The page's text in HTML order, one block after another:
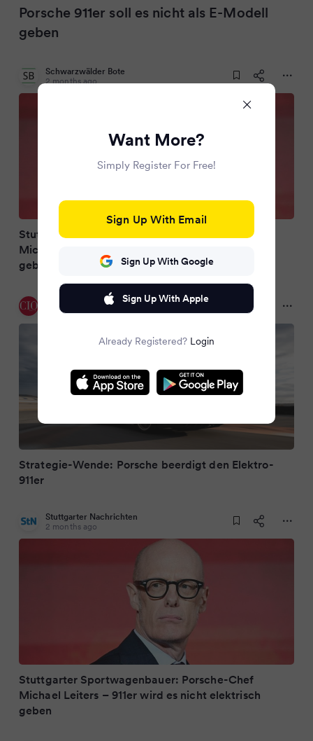
Porsche 911er soll es nicht als E-Modell
geben
Schwarzwälder Bote
2 months ago
Stuttgarter Sportwagenbauer: Porsche-Chef
Michael Leiters – 911er wird es nicht elektrisch
geben
2 months ago
Strategie-Wende: Porsche beerdigt den Elektro-
911er
Stuttgarter Nachrichten
2 months ago
Stuttgarter Sportwagenbauer: Porsche-Chef
Michael Leiters – 911er wird es nicht elektrisch
geben
Want More?
Simply Register For Free!
Sign Up With Email
Sign Up With Google
Sign Up With Apple
Already Registered? Login